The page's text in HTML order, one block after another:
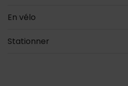
En vélo
Stationner